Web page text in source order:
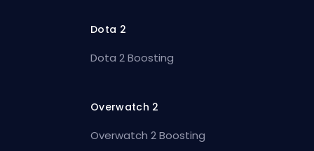
Dota 2
Dota 2 Boosting
Overwatch 2
Overwatch 2 Boosting